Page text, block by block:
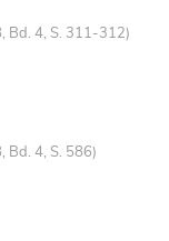
Bd. 4, S. 311-312)
Bd. 4, S. 586)